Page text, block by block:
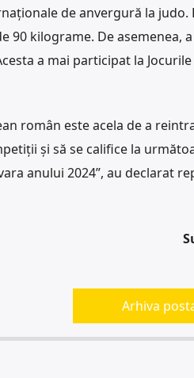
de anvergură la
90 kilograme. De asemenea,
a mai participat la
român este acela de a
și să se califice la
anului 2024”, au declarat
Arhiva